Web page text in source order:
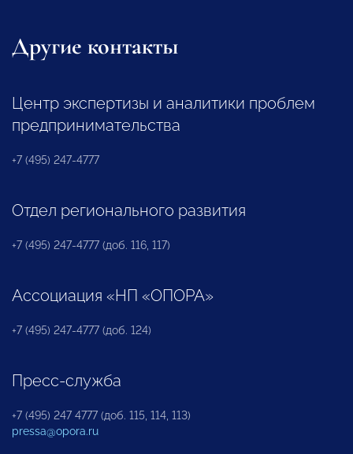
Другие контакты
Центр экспертизы и аналитики проблем
предпринимательства
+7 (495) 247-4777
Отдел регионального развития
+7 (495) 247-4777 (доб. 116, 117)
Ассоциация «НП «ОПОРА»
+7 (495) 247-4777 (доб. 124)
Пресс-служба
+7 (495) 247 4777 (доб. 115, 114, 113)
pressa@opora.ru